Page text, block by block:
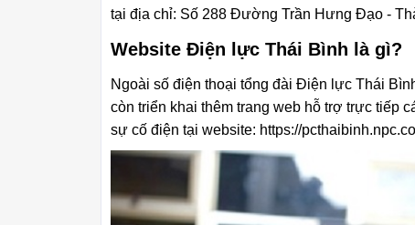
tại địa chỉ: Số 288 Đường Trần Hưng Đạo -
Website Điện lực Thái Bình là gì?
Ngoài số điện thoại tổng đài Điện lực Thái
còn triển khai thêm trang web hỗ trợ trực tiếp
sự cố điện tại website: https://